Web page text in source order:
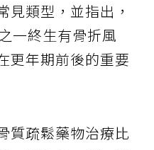
見類型，並指出，
一終生有骨折風
更年期前後的重要
質疏鬆藥物治療比